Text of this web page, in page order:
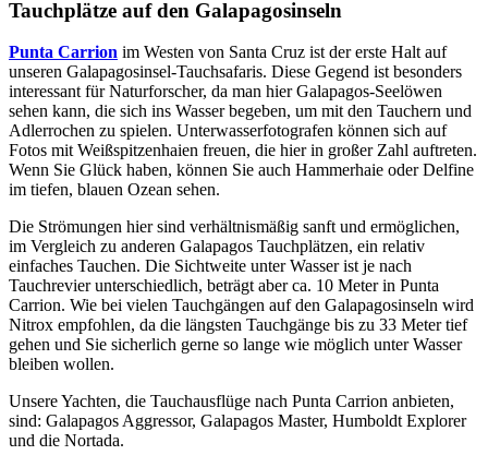
Tauchplätze auf den Galapagosinseln
Punta Carrion im Westen von Santa Cruz ist der erste Halt auf
unseren Galapagosinsel-Tauchsafaris. Diese Gegend ist besonders
interessant für Naturforscher, da man hier Galapagos-Seelöwen
sehen kann, die sich ins Wasser begeben, um mit den Tauchern und
Adlerrochen zu spielen. Unterwasserfotografen können sich auf
Fotos mit Weißspitzenhaien freuen, die hier in großer Zahl auftreten.
Wenn Sie Glück haben, können Sie auch Hammerhaie oder Delfine
im tiefen, blauen Ozean sehen.
Die Strömungen hier sind verhältnismäßig sanft und ermöglichen,
im Vergleich zu anderen Galapagos Tauchplätzen, ein relativ
einfaches Tauchen. Die Sichtweite unter Wasser ist je nach
Tauchrevier unterschiedlich, beträgt aber ca. 10 Meter in Punta
Carrion. Wie bei vielen Tauchgängen auf den Galapagosinseln wird
Nitrox empfohlen, da die längsten Tauchgänge bis zu 33 Meter tief
gehen und Sie sicherlich gerne so lange wie möglich unter Wasser
bleiben wollen.
Unsere Yachten, die Tauchausflüge nach Punta Carrion anbieten,
sind: Galapagos Aggressor, Galapagos Master, Humboldt Explorer
und die Nortada.